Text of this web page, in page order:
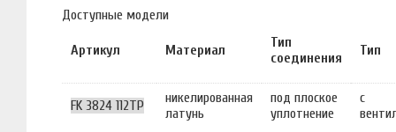
Доступные модели
Артикул Материал
Тип
соединения
Тип
FK 3824 112TP
никелированная
латунь
под плоское
уплотнение
с